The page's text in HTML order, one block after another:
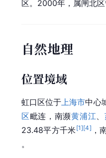
区。2000年，属闸北
自然地理
位置境域
虹口区位于上海市中心
区毗连，南濒黄浦江、
23.48平方千米[1][4] ，
。